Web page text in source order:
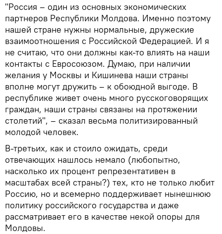
"Россия – один из основных экономических
партнеров Республики Молдова. Именно поэтому
нашей стране нужны нормальные, дружеские
взаимоотношения с Российской Федерацией. И я
не считаю, что они должны как-то влиять на наши
контакты с Евросоюзом. Думаю, при наличии
желания у Москвы и Кишинева наши страны
вполне могут дружить – к обоюдной выгоде. В
республике живет очень много русскоговорящих
граждан, наши страны связаны на протяжении
столетий", – сказал весьма политизированный
молодой человек.
В-третьих, как и стоило ожидать, среди
отвечающих нашлось немало (любопытно,
насколько их процент репрезентативен в
масштабах всей страны?) тех, кто не только любит
Россию, но и всемерно поддерживает нынешнюю
политику российского государства и даже
рассматривает его в качестве некой опоры для
Молдовы.